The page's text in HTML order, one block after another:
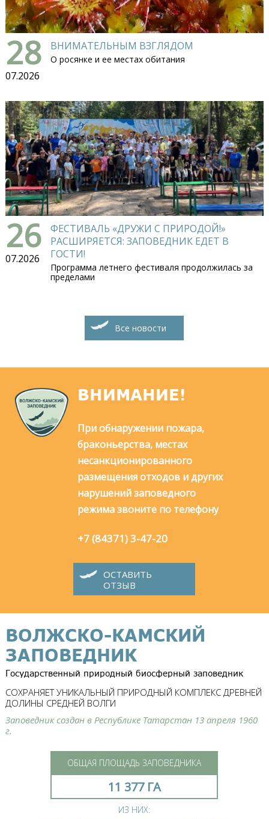
28
07.2026
ВНИМАТЕЛЬНЫМ ВЗГЛЯДОМ
О росянке и ее местах обитания
26
07.2026
ФЕСТИВАЛЬ «ДРУЖИ С ПРИРОДОЙ!»
РАСШИРЯЕТСЯ: ЗАПОВЕДНИК ЕДЕТ В
ГОСТИ!
Программа летнего фестиваля продолжилась за
пределами
Все новости
ВНИМАНИЕ!
При обнаружении пожара,
браконьерства, местах
несанкционированного
размещения отходов и других
нарушений заповедного
режима звоните по телефону
+7 (84371) 3-47-20
ОСТАВИТЬ
ОТЗЫВ
ВОЛЖСКО-КАМСКИЙ
ЗАПОВЕДНИК
Государственный природный биосферный заповедник
СОХРАНЯЕТ УНИКАЛЬНЫЙ ПРИРОДНЫЙ КОМПЛЕКС ДРЕВНЕЙ
ДОЛИНЫ СРЕДНЕЙ ВОЛГИ
Заповедник создан в Республике Татарстан 13 апреля 1960
г.
ОБЩАЯ ПЛОЩАДЬ ЗАПОВЕДНИКА
11 377 ГА
ИЗ НИХ: